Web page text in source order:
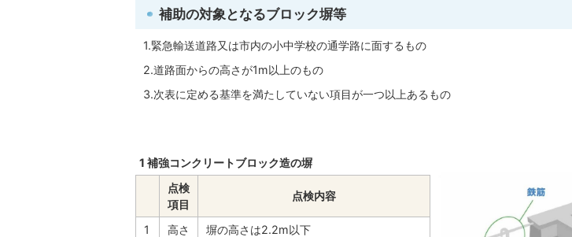
補助の対象となるブロック塀等
1.緊急輸送道路又は市内の小中学校の通学路に面するもの
2.道路面からの高さが1m以上のもの
3.次表に定める基準を満たしていない項目が一つ以上あるもの
1 補強コンクリートブロック造の塀
点検
項目
点検内容
1 高さ 塀の高さは2.2m以下